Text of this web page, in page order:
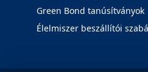
Green Bond tanúsítványok
Élelmiszer beszállítói